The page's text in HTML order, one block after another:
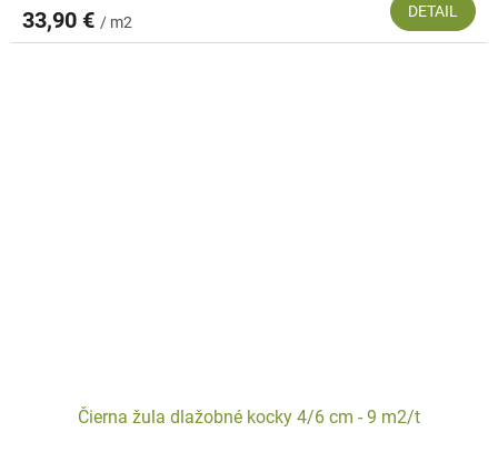
33,90 € / m2
DETAIL
Čierna žula dlažobné kocky 4/6 cm - 9 m2/t